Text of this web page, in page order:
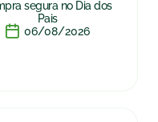
segura no Dia dos
Pais
06/08/2026